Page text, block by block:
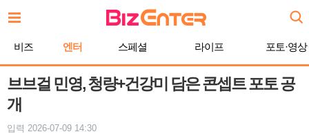
문
비즈 엔터 스페셜 라이프 포토·영상
브브걸 민영, 청량+건강미 담은 콘셉트 포토 공
개
입력 2026-07-09 14:30